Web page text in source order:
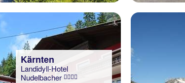
Kärnten
Landidyll-Hotel
Nudelbacher